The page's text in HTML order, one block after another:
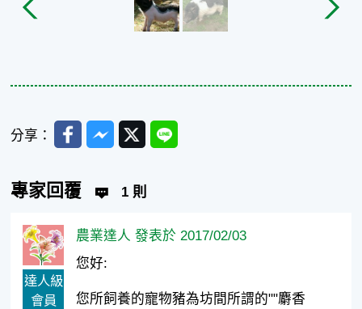
分享： FacebookMessenger
TwitterLine
專家回覆 1 則
達人級
會員
農業達人 發表於 2017/02/03
您好:
您所飼養的寵物豬為坊間所謂的""麝香